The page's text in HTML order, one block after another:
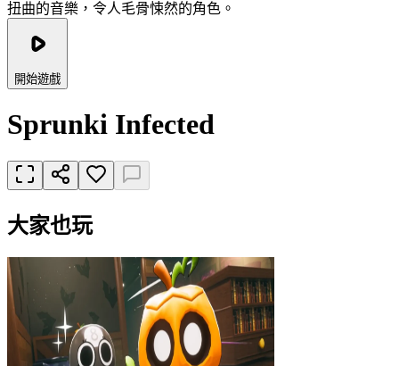
扭曲的音樂，令人毛骨悚然的角色。
開始遊戲
Sprunki Infected
大家也玩